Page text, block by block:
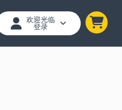
欢迎光临
登录